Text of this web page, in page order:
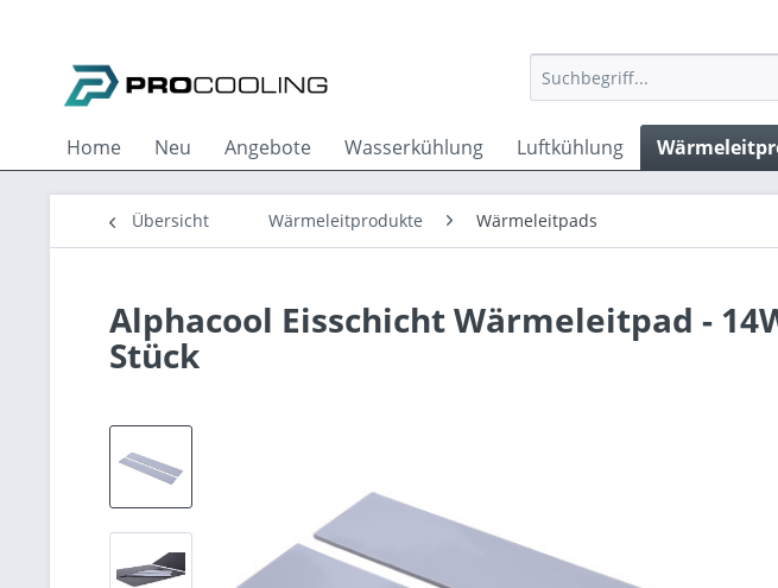
Home Neu Angebote Wasserkühlung Luftkühlung
Übersicht Wärmeleitprodukte Wärmeleitpads
Alphacool Eisschicht Wärmeleitpad -
Stück